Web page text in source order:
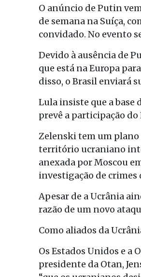
O anúncio de Putin
de semana na Suíça,
convidado. No evento
Devido à ausência de
que está na Europa
disso, o Brasil enviará
Lula insiste que a base
prevê a participação
Zelenski tem um plano
território ucraniano
anexada por Moscou
investigação de crimes
Apesar de a Ucrânia
razão de um novo
Como aliados da
Os Estados Unidos e a
presidente da Otan,